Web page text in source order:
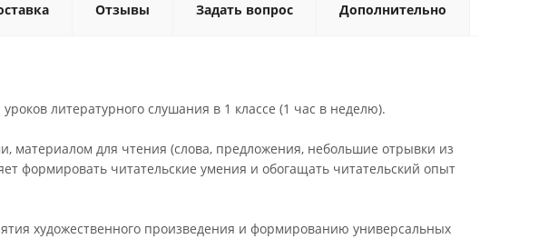
Отзывы Задать вопрос Дополнительно
литературного слушания в 1 классе (1 час в неделю).
материалом для чтения (слова, предложения, небольшие отрывки из
формировать читательские умения и обогащать читательский опыт
художественного произведения и формированию универсальных